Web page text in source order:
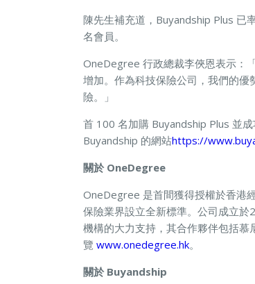
陳先生補充道，Buyandship Plus 已
名會員。
OneDegree 行政總裁李俠恩表示：
增加。作為科技保險公司，我們的
險。」
首 100 名加購 Buyandship Plus 並
Buyandship 的網站https://
關於 OneDegree
OneDegree 是首間獲得授權於香港
保險業界設立全新標準。公司成立
機構的大力支持，其合作夥伴包括
覽 www.onedegree.hk。
關於 Buyandship